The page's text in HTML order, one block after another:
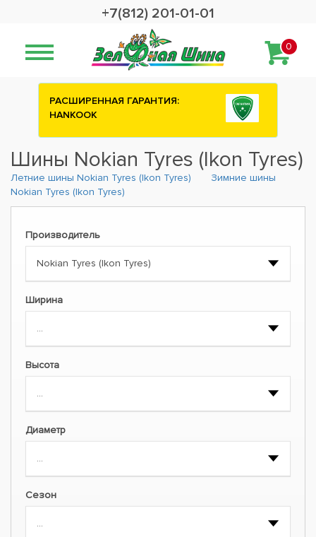
+7(812) 201-01-01
0
РАСШИРЕННАЯ ГАРАНТИЯ:
HANKOOK
Шины Nokian Tyres (Ikon Tyres)
Летние шины Nokian Tyres (Ikon Tyres)
Зимние шины
Nokian Tyres (Ikon Tyres)
Производитель
Ширина
Высота
Диаметр
Сезон